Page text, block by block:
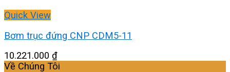
Quick View
Bơm trục đứng CNP CDM5-11
10.221.000 ₫
Về Chúng Tôi